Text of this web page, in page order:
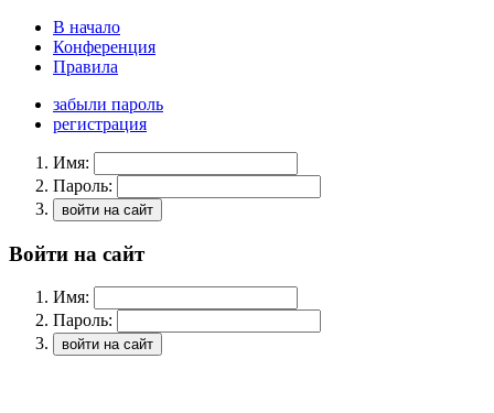
В начало
Конференция
Правила
забыли пароль
регистрация
Имя:
Пароль:
Войти на сайт
Имя:
Пароль: